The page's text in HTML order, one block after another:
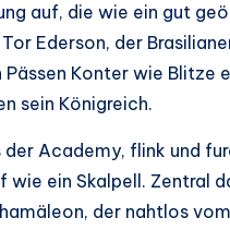
auf, die wie ein gut
Ederson, der
Konter wie Blitze
sein Königreich.
Academy, flink und
ein Skalpell. Zentral
der nahtlos